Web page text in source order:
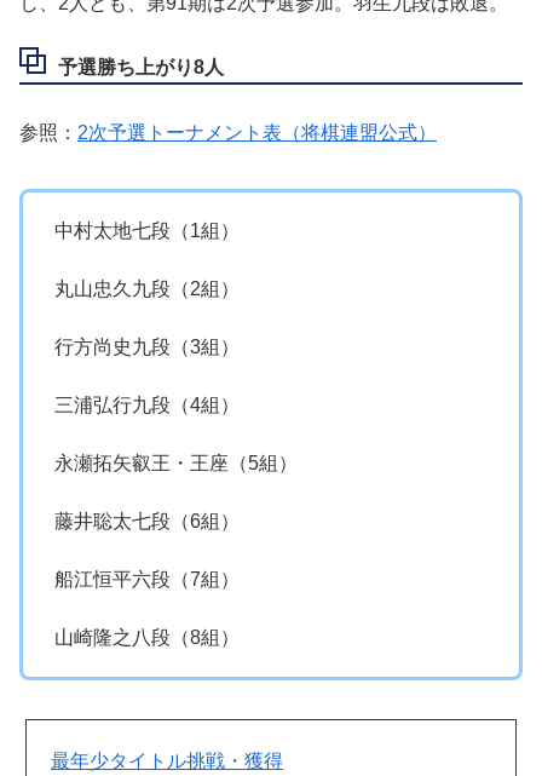
予選勝ち上がり8人
参照： 2次予選トーナメント表（将棋連盟公式）
中村太地七段（1組）
丸山忠久九段（2組）
行方尚史九段（3組）
三浦弘行九段 （4組）
永瀬拓矢叡王・王座（5組）
藤井聡太七段（6組）
船江恒平六段（7組）
山崎隆之八段（8組）
最年少タイトル挑戦・獲得